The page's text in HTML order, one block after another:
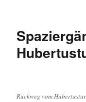
Rückweg vom